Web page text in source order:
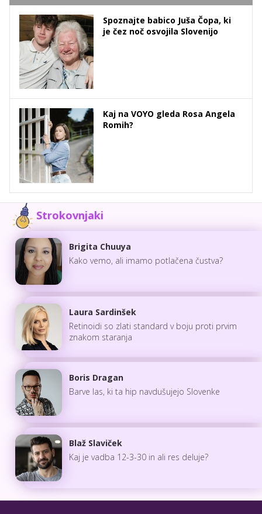
Spoznajte babico Juša Čopa, ki
je čez noč osvojila Slovenijo
Kaj na VOYO gleda Rosa Angela
Romih?
Strokovnjaki
Brigita Chuuya
Kako vemo, ali imamo potlačena čustva?
Laura Sardinšek
Retinoidi so zlati standard v boju proti prvim
znakom staranja
Boris Dragan
Barve las, ki ta hip navdušujejo Slovenke
Blaž Slaviček
Kaj je vadba 12-3-30 in ali res deluje?